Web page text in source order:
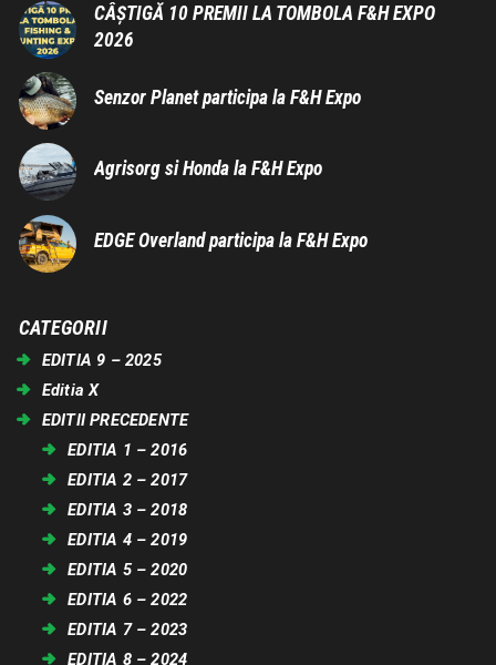
CÂȘTIGĂ 10 PREMII LA TOMBOLA F&H EXPO
2026
Senzor Planet participa la F&H Expo
Agrisorg si Honda la F&H Expo
EDGE Overland participa la F&H Expo
CATEGORII
EDITIA 9 – 2025
Editia X
EDITII PRECEDENTE
EDITIA 1 – 2016
EDITIA 2 – 2017
EDITIA 3 – 2018
EDITIA 4 – 2019
EDITIA 5 – 2020
EDITIA 6 – 2022
EDITIA 7 – 2023
EDITIA 8 – 2024